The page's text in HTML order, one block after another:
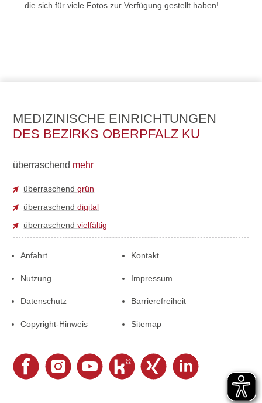
die sich für viele Fotos zur Verfügung gestellt haben!
MEDIZINISCHE EINRICHTUNGEN
DES BEZIRKS OBERPFALZ KU
überraschend mehr
überraschendgrün
überraschenddigital
überraschendvielfältig
Anfahrt Kontakt
Nutzung Impressum
Datenschutz Barrierefreiheit
Copyright-Hinweis Sitemap